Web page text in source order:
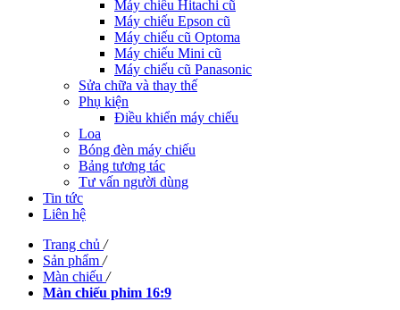
Máy chiếu Hitachi cũ
Máy chiếu Epson cũ
Máy chiếu cũ Optoma
Máy chiếu Mini cũ
Máy chiếu cũ Panasonic
Sửa chữa và thay thế
Phụ kiện
Điều khiển máy chiếu
Loa
Bóng đèn máy chiếu
Bảng tương tác
Tư vấn người dùng
Tin tức
Liên hệ
Trang chủ /
Sản phẩm /
Màn chiếu /
Màn chiếu phim 16:9